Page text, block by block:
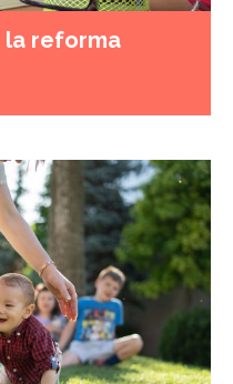
la reforma